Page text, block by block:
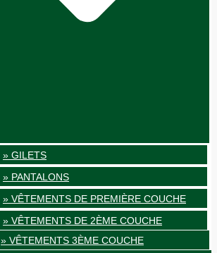
» GILETS
» PANTALONS
» VÊTEMENTS DE PREMIÈRE COUCHE
» VÊTEMENTS DE 2ÈME COUCHE
» VÊTEMENTS 3ÈME COUCHE